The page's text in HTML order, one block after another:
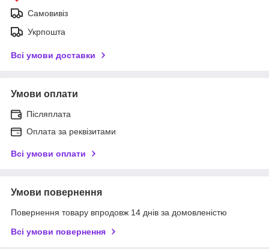
Самовивіз
Укрпошта
Всі умови доставки
Умови оплати
Післяплата
Оплата за реквізитами
Всі умови оплати
Умови повернення
Повернення товару впродовж 14 днів за домовленістю
Всі умови повернення